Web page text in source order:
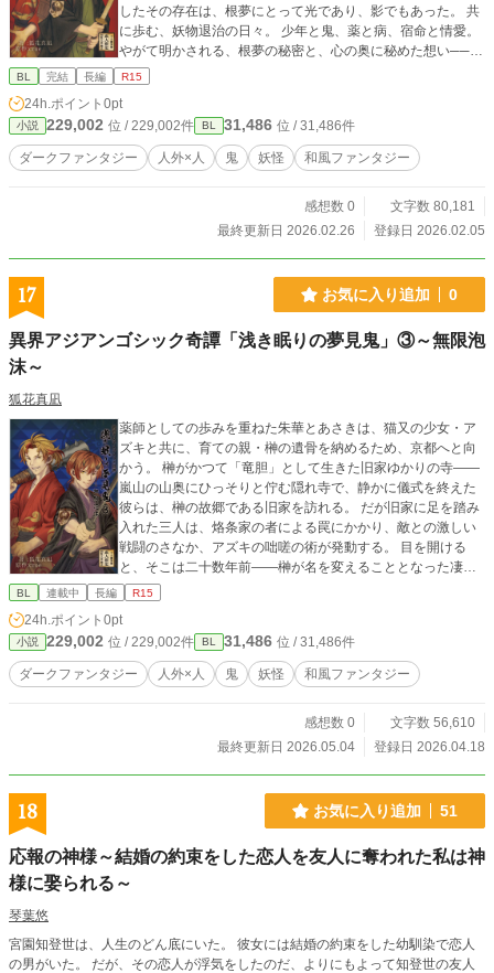
したその存在は、根夢にとって光であり、影でもあった。 共
に歩む、妖物退治の日々。 少年と鬼、薬と病、宿命と情愛。
やがて明かされる、根夢の秘密と、心の奥に秘めた想い──
妖しくも切ない、和風BLファンタジー第一弾。 原作：croe
す。 今作のキャラクターや設定、物語は狐花真凪による一次
創作です。 ◆本作は他媒体（書籍・Pixiv）でも公開していま
す。 本掲載分ではキスなどの身体的接触や暗転表現を含みま
すが、直接的な成人向け描写は含まれていません。 Pixivでは
加筆した成人向け描写を含みます。 ◆完結まで毎日22時更新
BL 完結 長編 R15
24h.ポイント 0pt
小説 229,002 位 / 229,002件 BL 31,486 位 / 31,486件
ダークファンタジー 人外×人 鬼 妖怪 和風ファンタジー
感想数 0
文字数 80,181
最終更新日 2026.02.26
登録日 2026.02.05
17 お気に入り追加 0
異界アジアンゴシック奇譚「浅き眠りの夢見鬼」③～無限泡
沫～
狐花真凪
薬師としての歩みを重ねた朱華とあさきは、猫又の少女・ア
ズキと共に、育ての親・榊の遺骨を納めるため、京都へと向
かう。 榊がかつて「竜胆」として生きた旧家ゆかりの寺――
嵐山の山奥にひっそりと佇む隠れ寺で、静かに儀式を終えた
彼らは、榊の故郷である旧家を訪れる。 だが旧家に足を踏み
入れた三人は、烙条家の者による罠にかかり、敵との激しい
戦闘のさなか、アズキの咄嗟の術が発動する。 目を開ける
と、そこは二十数年前――榊が名を変えることとなった凄惨
な事件の、七日前の世界だった。 己の「始まり」と向き合う
り、そして無言の別れ―― 時を越え、繰り返される因果の中
で、彼らが選び取る「未来」とは。 交錯する記憶と宿命の果
てに、朱華とあさきが辿り着く、 静かなる永遠の一頁――。
闇を祓い、縁を結ぶ―― 薬師たちの戦いは、いま終焉へと向
原作者となります。 今作のキャラクターや設定、物語は狐花
真凪による一次創作です。 ◆本作は他媒体（書籍・Pixiv）で
せん。 Pixivでは一部シーンをサンプルとして掲載していま
す。 書籍版には、加筆した成人向け描写を含みます。
BL 連載中 長編 R15
24h.ポイント 0pt
小説 229,002 位 / 229,002件 BL 31,486 位 / 31,486件
ダークファンタジー 人外×人 鬼 妖怪 和風ファンタジー
感想数 0
文字数 56,610
最終更新日 2026.05.04
登録日 2026.04.18
18 お気に入り追加 51
応報の神様～結婚の約束をした恋人を友人に奪われた私は神
様に娶られる～
琴葉悠
宮園知登世は、人生のどん底にいた。 彼女には結婚の約束をした幼馴染で恋人
の男がいた。 だが、その恋人が浮気をしたのだ、よりにもよって知登世の友人